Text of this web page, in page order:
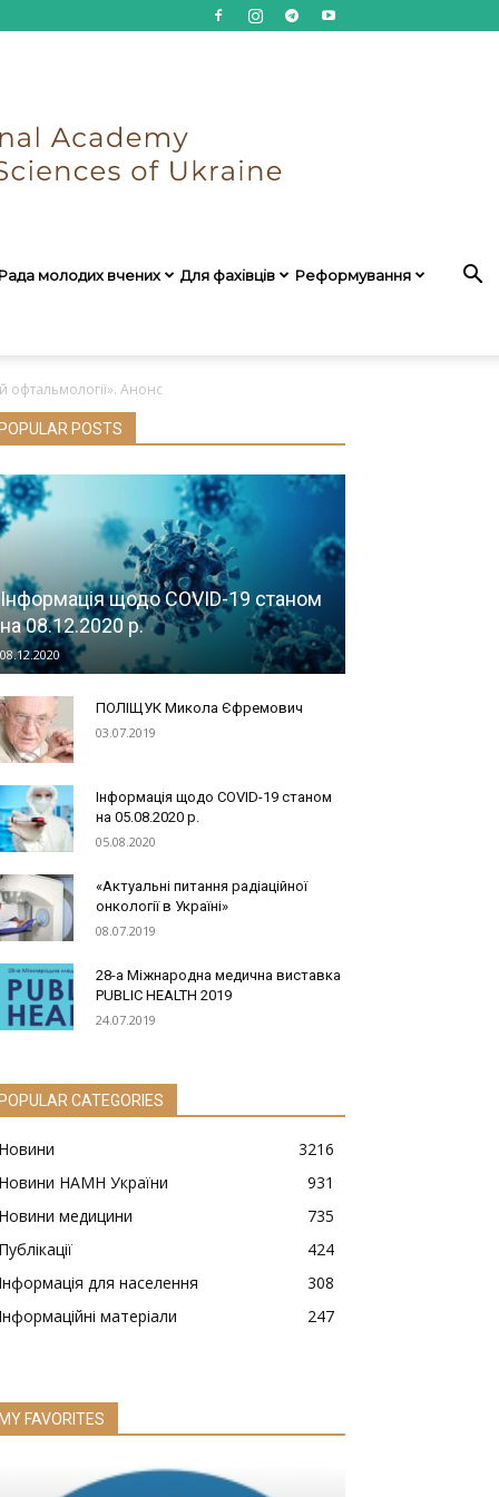
Рада молодих вчених Для фахівців Реформування
офтальмології». Анонс
POPULAR POSTS
Інформація щодо COVID-19 станом
на 08.12.2020 р.
08.12.2020
ПОЛІЩУК Микола Єфремович
03.07.2019
Інформація щодо COVID-19 станом
на 05.08.2020 р.
05.08.2020
«Актуальні питання радіаційної
онкології в Україні»
08.07.2019
28-а Міжнародна медична виставка
PUBLIC HEALTH 2019
24.07.2019
POPULAR CATEGORIES
Новини
3216
Новини НАМН України
931
Новини медицини
735
Публікації
424
Інформація для населення
308
Інформаційні матеріали
247
MY FAVORITES